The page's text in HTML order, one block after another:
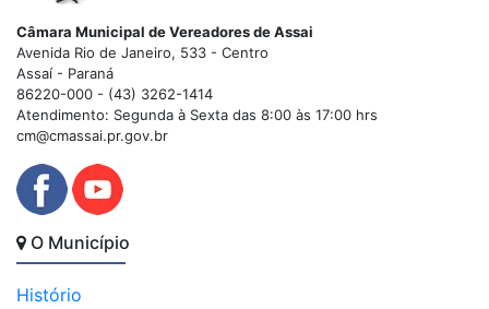
Câmara Municipal de Vereadores de Assai
Avenida Rio de Janeiro, 533 - Centro
Assaí - Paraná
86220-000 - (43) 3262-1414
Atendimento: Segunda à Sexta das 8:00 às 17:00 hrs
cm@cmassai.pr.gov.br
O Município
Histório